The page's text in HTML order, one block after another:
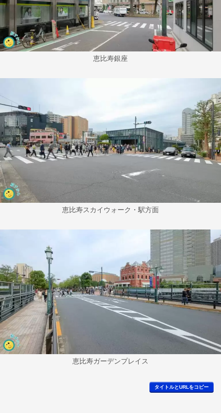
恵比寿銀座
恵比寿スカイウォーク・駅方面
恵比寿ガーデンプレイス
タイトルとURLをコピー